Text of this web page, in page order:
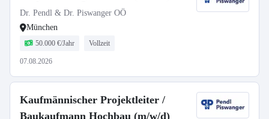
Dr. Pendl & Dr. Piswanger OÖ
München
50.000 €/Jahr Vollzeit
07.08.2026
Kaufmännischer Projektleiter /
Baukaufmann Hochbau (m/w/d)